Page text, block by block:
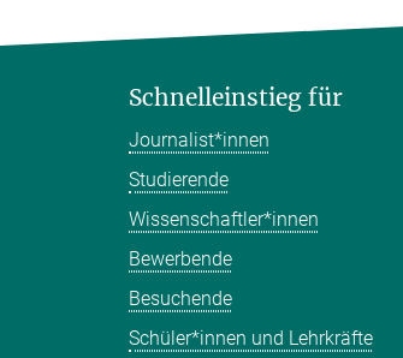
Schnelleinstieg für
Journalist*innen
Studierende
Wissenschaftler*innen
Bewerbende
Besuchende
Schüler*innen und Lehrkräfte